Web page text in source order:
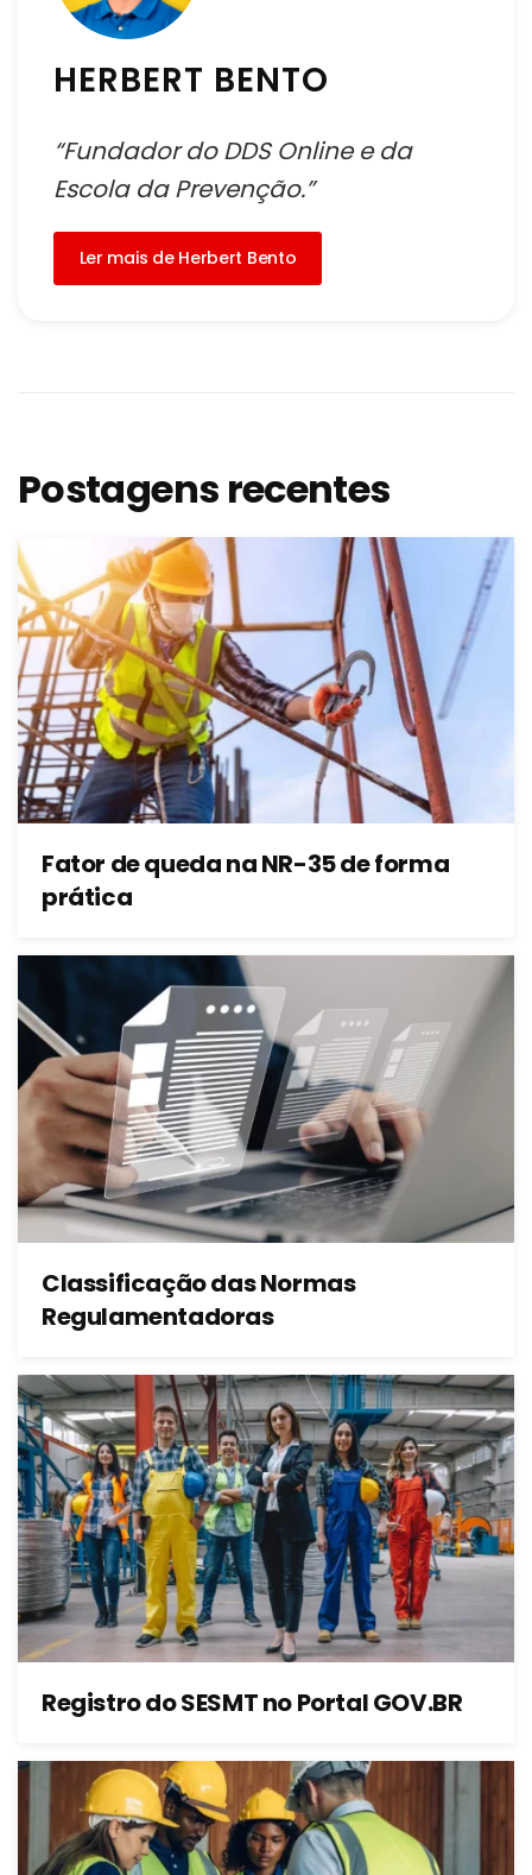
HERBERT BENTO
“Fundador do DDS Online e da
Escola da Prevenção.”
Ler mais de Herbert Bento
Postagens recentes
Fator de queda na NR-35 de forma
prática
Classificação das Normas
Regulamentadoras
Registro do SESMT no Portal GOV.BR